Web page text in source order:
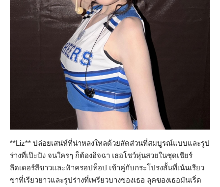
**Liz** ปล่อยเสน่ห์ที่น่าหลงใหลด้วยสัดส่วนที่สมบูรณ์แบบและรูป
ร่างที่เป๊ะปัง จนใครๆ ก็ต้องอิจฉา เธอโชว์หุ่นสวยในชุดเชียร์
ลีดเดอร์สีขาวและฟ้าครอปท็อป เข้าคู่กับกระโปรงสั้นที่เน้นเรียว
ขาที่เรียวยาวและรูปร่างที่เพรียวบางของเธอ ลุคของเธอมันเริ่ด